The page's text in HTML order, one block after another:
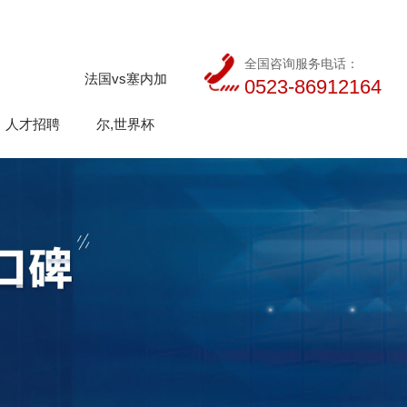
人才招聘
法国vs塞内加
尔,世界杯
全国咨询服务电话：
0523-86912164